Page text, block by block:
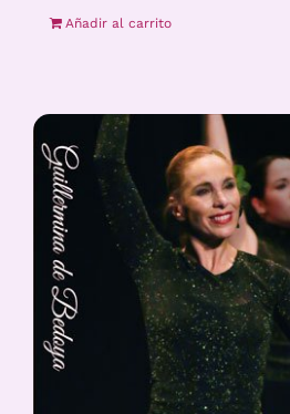
Añadir al carrito